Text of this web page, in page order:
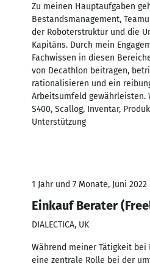
Zu meinen Hauptaufgaben
Bestandsmanagement,
der Roboterstruktur und die
Kapitäns. Durch mein
Fachwissen in diesen
von Decathlon beitragen,
rationalisieren und ein
Arbeitsumfeld gewährleisten.
S400, Scallog, Inventar,
Unterstützung
1 Jahr und 7 Monate, Juni 2022
Einkauf Berater
DIALECTICA, UK
Während meiner Tätigkeit
eine zentrale Rolle bei der